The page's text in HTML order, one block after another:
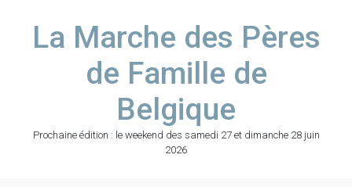
La Marche des Pères
de Famille de
Belgique
Prochaine édition : le weekend des samedi 27 et dimanche 28 juin
2026